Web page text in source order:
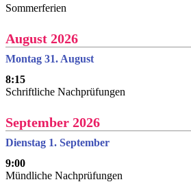
Sommerferien
August 2026
Montag 31. August
8:15
Schriftliche Nachprüfungen
September 2026
Dienstag 1. September
9:00
Mündliche Nachprüfungen